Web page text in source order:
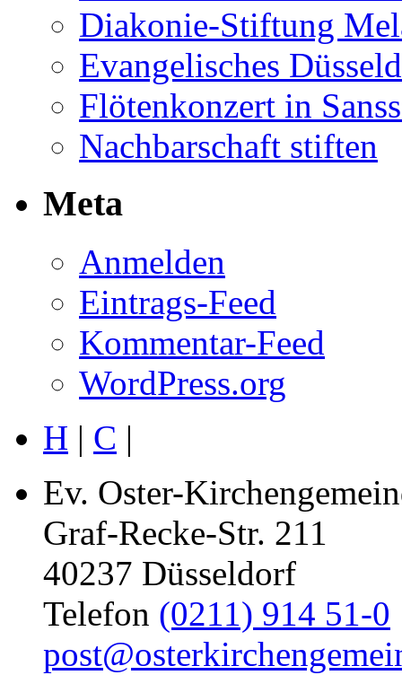
Diakonie-Stiftung
Evangelisches
Flötenkonzert in
Nachbarschaft stiften
Meta
Anmelden
Eintrags-Feed
Kommentar-Feed
WordPress.org
H | C |
Ev. Oster-
Graf-Recke-Str. 211
40237 Düsseldorf
Telefon (0211) 914 51-0